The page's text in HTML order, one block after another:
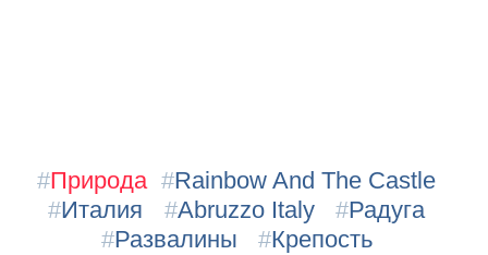
#Природа #Rainbow And The Castle
#Италия #Abruzzo Italy #Радуга
#Развалины #Крепость